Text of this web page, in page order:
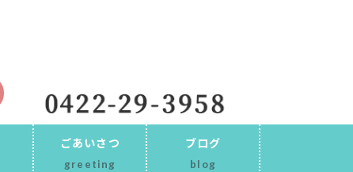
ごあいさつ
greeting
ブログ
blog